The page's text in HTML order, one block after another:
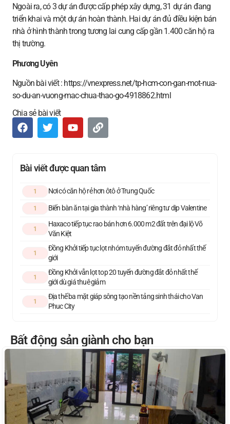
Ngoài ra, có 3 dự án được cấp phép xây dựng, 31 dự án đang
triển khai và một dự án hoàn thành. Hai dự án đủ điều kiện bán
nhà ở hình thành trong tương lai cung cấp gần 1.400 căn hộ ra
thị trường.
Phương Uyên
Nguồn bài viết : https://vnexpress.net/tp-hcm-con-gan-mot-nua-
so-du-an-vuong-mac-chua-thao-go-4918862.html
Chia sẻ bài viết
Bài viết được quan tâm
1 Nơi có căn hộ rẻ hơn ôtô ở Trung Quốc
1 Biến bàn ăn tại gia thành ‘nhà hàng’ riêng tư dịp Valentine
1
Haxaco tiếp tục rao bán hơn 6.000 m2 đất trên đại lộ Võ
Văn Kiệt
1
Đồng Khởi tiếp tục lọt nhóm tuyến đường đắt đỏ nhất thế
giới
1
Đồng Khởi vẫn lọt top 20 tuyến đường đắt đỏ nhất thế
giới dù giá thuê giảm
1
Địa thế ba mặt giáp sông tạo nền tảng sinh thái cho Van
Phuc City
Bất động sản giành cho bạn